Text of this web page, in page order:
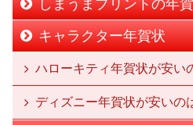
しまうまプリントの年
キャラクター年賀状
ハローキティ年賀状が安い
ディズニー年賀状が安いの